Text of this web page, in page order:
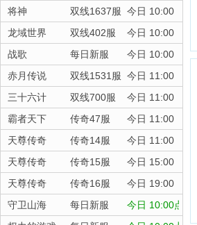
将神
双线1637服 今日 10:00
龙域世界
双线402服
今日 10:00
战歌
每日新服
今日 10:00
赤月传说
双线1531服 今日 11:00
三十六计
双线700服
今日 11:00
霸者天下
传奇47服
今日 11:00
天尊传奇
传奇14服
今日 11:00
天尊传奇
传奇15服
今日 15:00
天尊传奇
传奇16服
今日 19:00
守卫山海
每日新服
今日 10:00点